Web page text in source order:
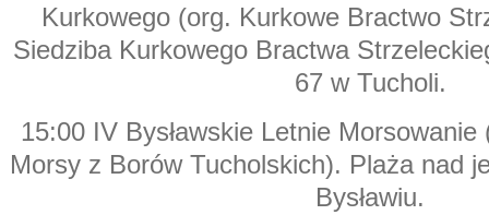
Kurkowego (org. Kurkowe Bractwo
Siedziba Kurkowego Bractwa
67 w Tucholi.
15:00 IV Bysławskie Letnie
Morsy z Borów Tucholskich). Plaża nad
Bysławiu.